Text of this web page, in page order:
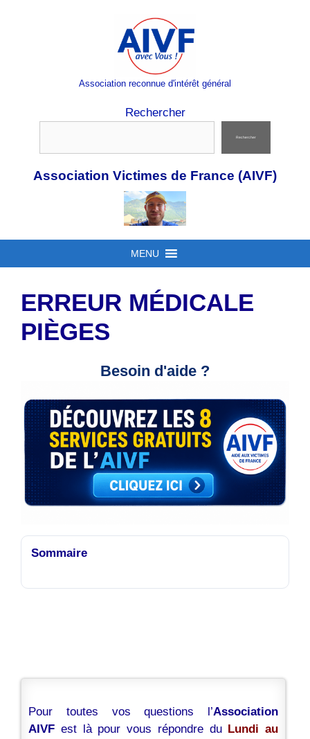
Association reconnue d'intérêt général
Rechercher
Rechercher
Association Victimes de France (AIVF)
MENU
ERREUR MÉDICALE
PIÈGES
Besoin d'aide ?
Sommaire
Pour toutes vos questions l’Association
AIVF est là pour vous répondre du Lundi au